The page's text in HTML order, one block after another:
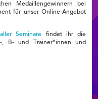
Medaillengewinnern bei
für unser Online-Angebot
Seminare findet ihr die
, B- und Trainer*innen und